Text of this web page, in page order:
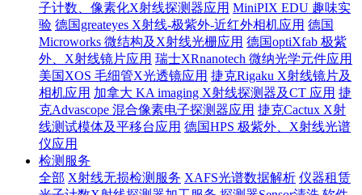
子计数、像素化X射线探测器应用 MiniPIX EDU 趣味实
验 德国greateyes X射线-极紫外-近红外相机应用 德国
Microworks 微结构及X射线光栅应用 德国optiXfab 极紫
外、X射线镜片应用 瑞士XRnanotech 微纳光学元件应用
美国XOS 毛细管X光透镜应用 捷克Rigaku X射线镜片及
相机应用 加拿大 KA imaging X射线探测器及CT 应用 捷
克Advascope 混合像素电子探测器应用 捷克Cactux X射
线测试模体及平移台应用 德国HPS 极紫外、X射线光谱
仪应用
检测服务
全部 X射线无损检测服务 XAFS光谱数据解析 仪器租赁